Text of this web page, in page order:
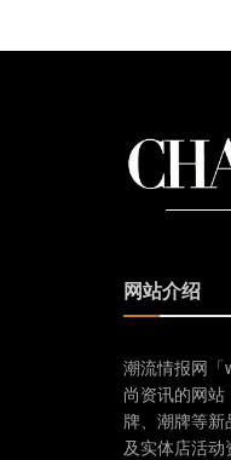
网站介绍
潮流情报网
尚资讯的网
牌、潮牌等
及实体店活动